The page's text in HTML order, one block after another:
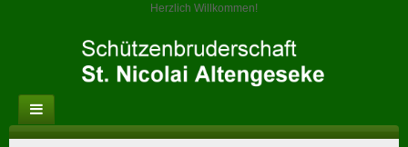
Herzlich Willkommen!